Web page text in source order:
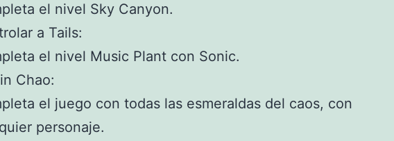
el nivel Sky Canyon.
a Tails:
el nivel Music Plant con Sonic.
Chao:
el juego con todas las esmeraldas del caos, con
personaje.